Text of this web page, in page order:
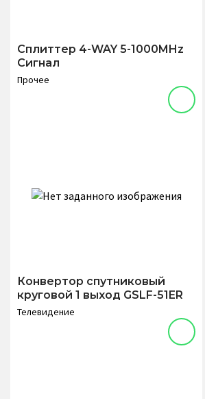
Сплиттер 4-WAY 5-1000MHz
Сигнал
Прочее
Конвертор спутниковый
круговой 1 выход GSLF-51ER
Телевидение